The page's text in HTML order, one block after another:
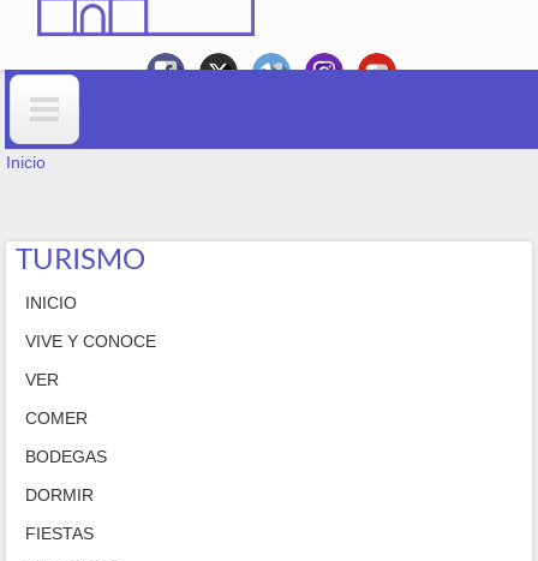
Formulario de búsqueda
USTED ESTÁ AQUÍ
Inicio
TURISMO
INICIO
VIVE Y CONOCE
VER
COMER
BODEGAS
DORMIR
FIESTAS